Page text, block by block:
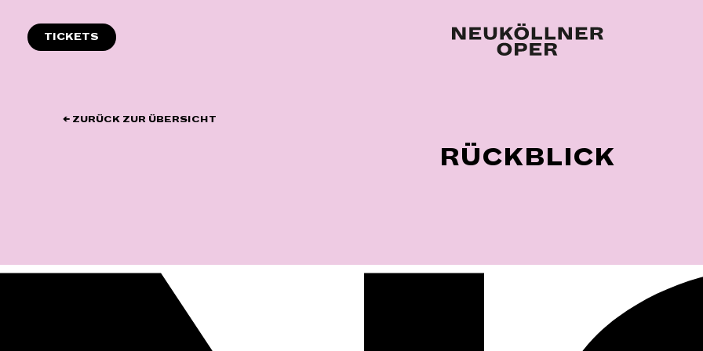
Inhalt
springen
TICKETS
← ZURÜCK ZUR ÜBERSICHT
RÜCKBLICK